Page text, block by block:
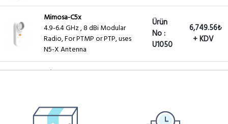
Mimosa-C5x
4.9-6.4 GHz , 8 dBi Modular
Radio, For PTMP or PTP, uses
N5-X Antenna
Ürün
No :
U1050
6,749.56₺
+ KDV
Mimosa-N5-X12
for C5x only, 12 dBi gain